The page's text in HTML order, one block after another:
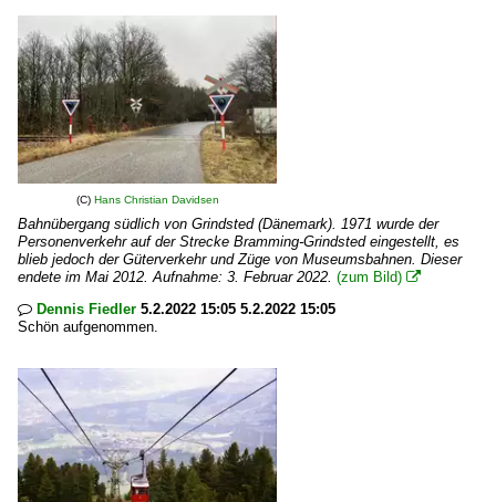
(C) Hans Christian Davidsen
Bahnübergang südlich von Grindsted (Dänemark). 1971 wurde der
Personenverkehr auf der Strecke Bramming-Grindsted eingestellt, es
blieb jedoch der Güterverkehr und Züge von Museumsbahnen. Dieser
endete im Mai 2012. Aufnahme: 3. Februar 2022. (zum Bild) 
 Dennis Fiedler 5.2.2022 15:05 5.2.2022 15:05
Schön aufgenommen.